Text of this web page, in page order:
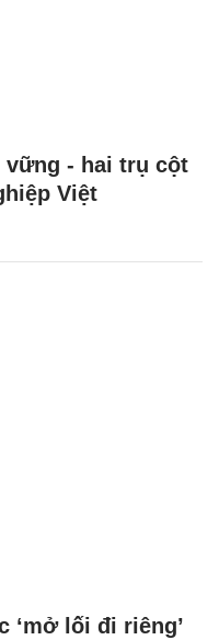
vững - hai trụ cột
Việt
‘mở lối đi riêng’